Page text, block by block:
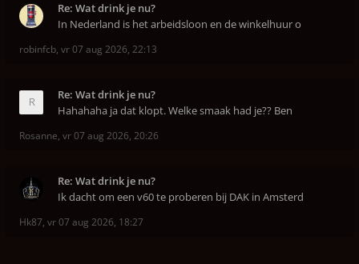
Re: Wat drink je nu?
In Nederland is het arbeidsloon en de winkelhuur o
robinfcb, vr 07 aug 2026, 22:13
Re: Wat drink je nu?
Hahahaha ja dat klopt. Welke smaak had je?? Ben
Rosanne, vr 07 aug 2026, 20:26
Re: Wat drink je nu?
Ik dacht om een v60 te proberen bij DAK in Amsterd
Hk87, vr 07 aug 2026, 18:27